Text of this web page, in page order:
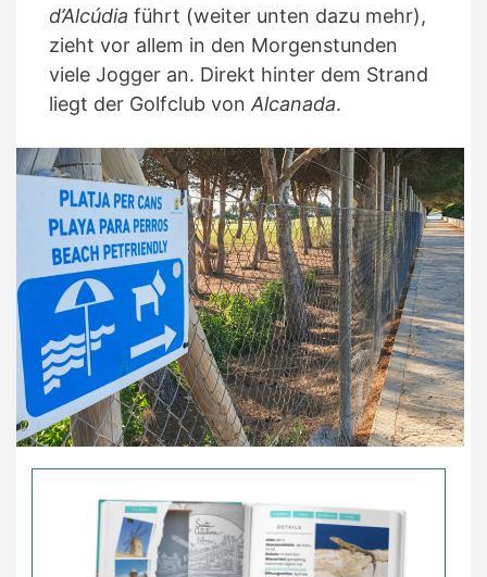
d’Alcúdia führt (weiter unten dazu mehr),
zieht vor allem in den Morgenstunden
viele Jogger an. Direkt hinter dem Strand
liegt der Golfclub von Alcanada.